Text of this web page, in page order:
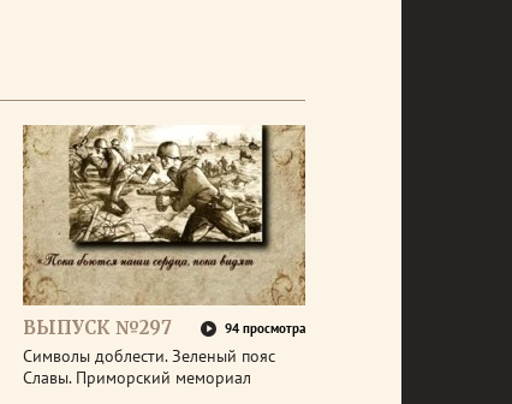
ВЫПУСК №297 94 просмотра
Символы доблести. Зеленый пояс
Славы. Приморский мемориал